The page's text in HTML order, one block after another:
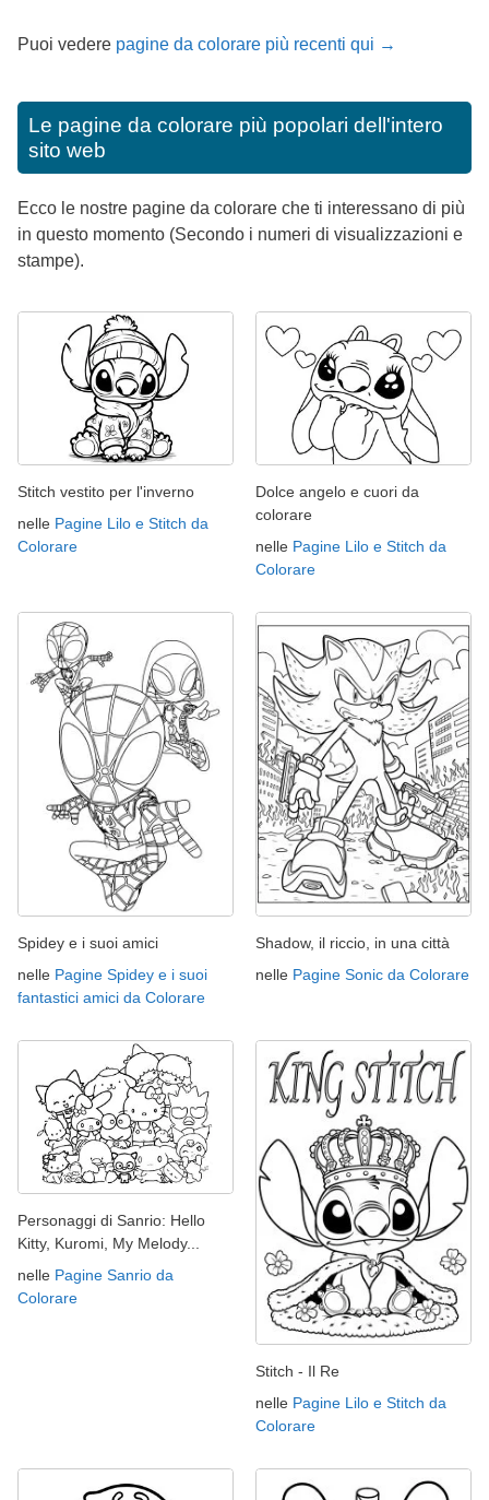
Puoi vedere pagine da colorare più recenti qui →
Le pagine da colorare più popolari dell'intero
sito web
Ecco le nostre pagine da colorare che ti interessano di più
in questo momento (Secondo i numeri di visualizzazioni e
stampe).
Stitch vestito per l'inverno
nelle Pagine Lilo e Stitch da
Colorare
Dolce angelo e cuori da
colorare
nelle Pagine Lilo e Stitch da
Colorare
Spidey e i suoi amici
nelle Pagine Spidey e i suoi
fantastici amici da Colorare
Shadow, il riccio, in una città
nelle Pagine Sonic da Colorare
Personaggi di Sanrio: Hello
Kitty, Kuromi, My Melody...
nelle Pagine Sanrio da
Colorare
Stitch - Il Re
nelle Pagine Lilo e Stitch da
Colorare